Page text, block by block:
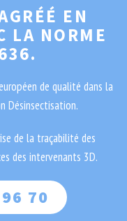
EN
LA NORME
de qualité dans la
Désinsectisation.
de la traçabilité des
des intervenants 3D.
70